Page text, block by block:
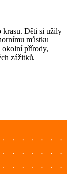
krasu. Děti si užily
můstku
okolní přírody,
zážitků.